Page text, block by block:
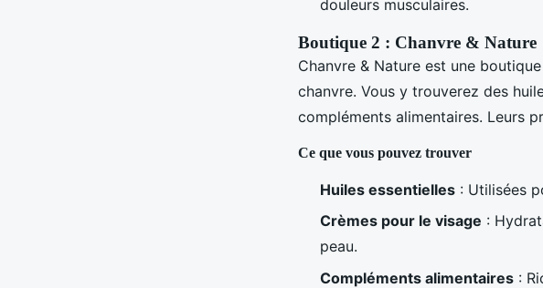
douleurs musculaires.
Boutique 2 : Chanvre & Nature
Chanvre & Nature est une
chanvre. Vous y trouverez des
compléments alimentaires. Leurs
Ce que vous pouvez trouver
Huiles essentielles : Utilisées
Crèmes pour le visage :
peau.
Compléments alimentaires :